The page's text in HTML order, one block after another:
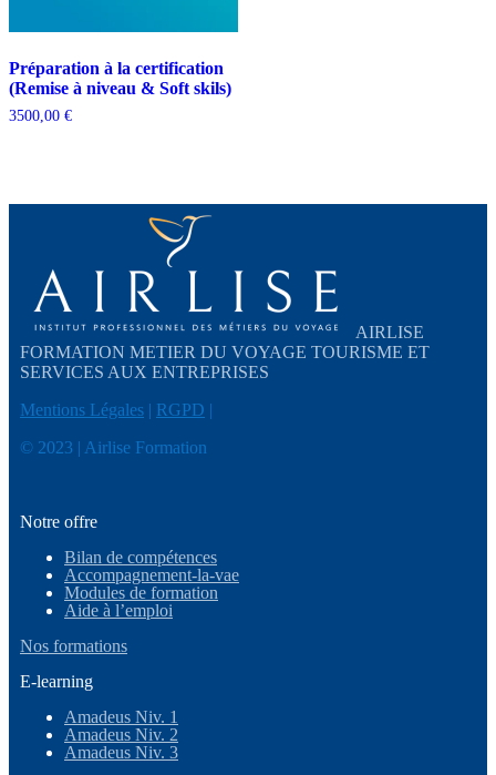
Préparation à la certification
(Remise à niveau & Soft skils)
3500,00 €
AIRLISE
FORMATION METIER DU VOYAGE TOURISME ET
SERVICES AUX ENTREPRISES
Mentions Légales | RGPD |
© 2023 | Airlise Formation
Notre offre
Bilan de compétences
Accompagnement-la-vae
Modules de formation
Aide à l’emploi
Nos formations
E-learning
Amadeus Niv. 1
Amadeus Niv. 2
Amadeus Niv. 3